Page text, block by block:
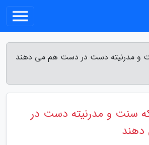
و مدرنیته دست در دست هم می دهند
سنت و مدرنیته دست در